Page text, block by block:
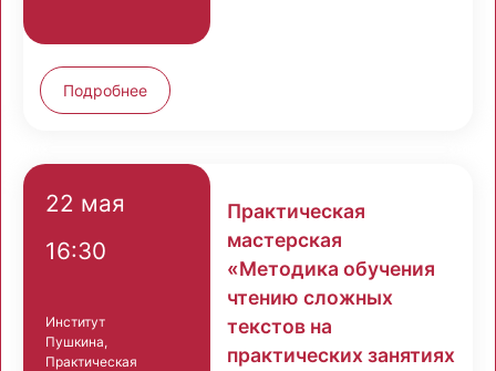
Подробнее
22 мая
16:30
Институт
Пушкина,
Практическая
Практическая
мастерская
«Методика обучения
чтению сложных
текстов на
практических занятиях